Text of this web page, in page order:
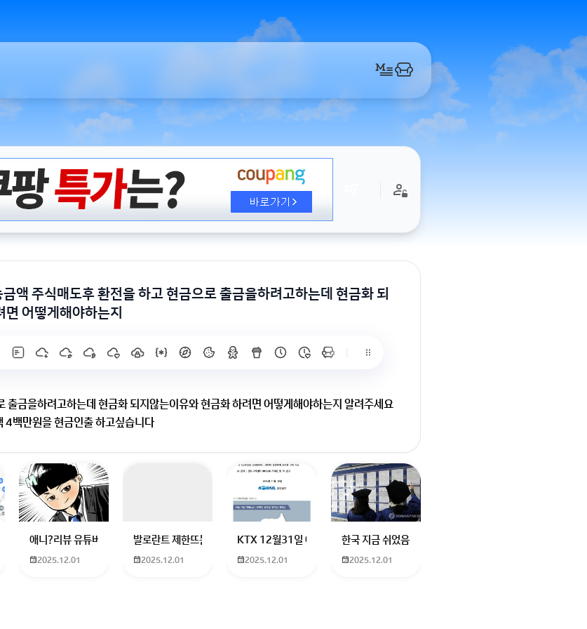
액 주식매도후 환전을 하고 현금으로 출금을하려고하는데 현금화 되
면 어떻게해야하는지
출금을하려고하는데 현금화 되지않는이유와 현금화 하려면 어떻게해야하는지 알려주세요
4백만원을 현금인출 하고싶습니다
기준으로만 가능합니다.
으면 출금은 되지 않습니다.
생입니다 지금 제 내신이 5등급제 기준으로
는 법 목포 버스 터미널에서 롯데월드로 갈 수 있는 경로 알려주세요
애니?리뷰 유튜버 찾아주세요ㅠㅠ 무슨 검정머리 남자 캐릭터에 더빙하신분도 남자였던거같은데기승전결로 나눠서 기. 하고 설명하고
2025.12.01
발로란트 제한뜨는데 어떻게 해야하나요? 친구가 발로란트 한번해보자고 계정 빌려줬는데 제한이라고 접속이 안
2025.12.01
KTX 12월31일 예매 수원이나 서울에서 부산으로 가는 열차를 예매하려고 하는데 언
2025.12.01
한국 지금 쉬었음청년40만명이라는데 4년대학졸업생이 많
2025.12.01